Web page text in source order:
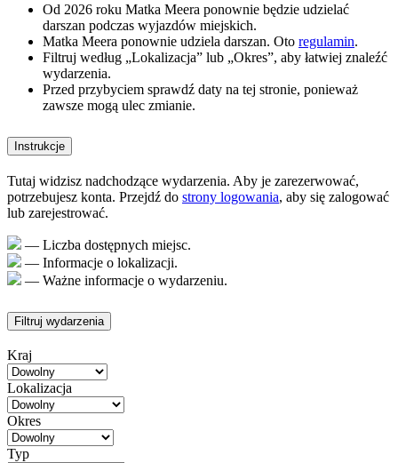
Od 2026 roku Matka Meera ponownie będzie udzielać
darszan podczas wyjazdów miejskich.
Matka Meera ponownie udziela darszan. Oto regulamin.
Filtruj według „Lokalizacja” lub „Okres”, aby łatwiej znaleźć
wydarzenia.
Przed przybyciem sprawdź daty na tej stronie, ponieważ
zawsze mogą ulec zmianie.
Instrukcje
Tutaj widzisz nadchodzące wydarzenia. Aby je zarezerwować,
potrzebujesz konta. Przejdź do strony logowania, aby się zalogować
lub zarejestrować.
— Liczba dostępnych miejsc.
— Informacje o lokalizacji.
— Ważne informacje o wydarzeniu.
Filtruj wydarzenia
Kraj
Lokalizacja
Okres
Typ